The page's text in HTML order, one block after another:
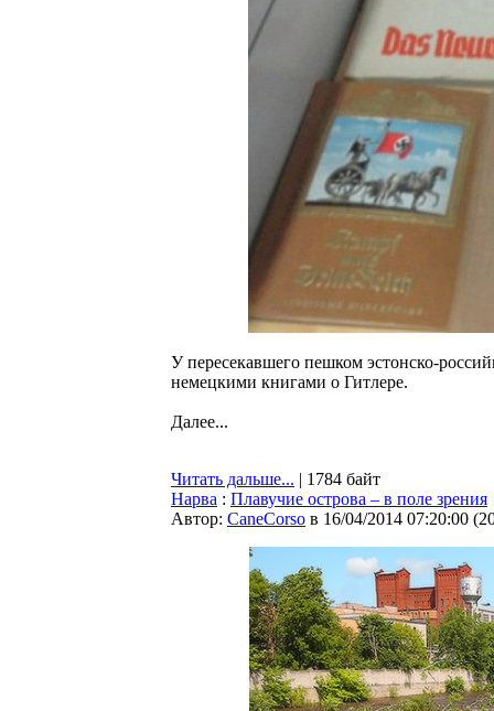
У пересекавшего пешком эстонско-
немецкими книгами о Гитлере.
Далее...
Читать дальше... | 1784 байт
Нарва : Плавучие острова – в поле зрения
Автор: CaneCorso в 16/04/2014 07:20:00 (